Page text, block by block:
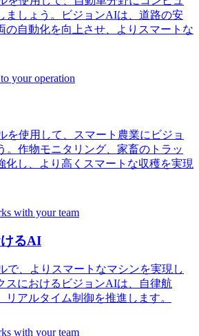
ましょう。ビジョンAIは、道路の安
の自動化を向上させ、よりスマートな
を使用して、スマート農業にビジョ
。作物モニタリング、家畜のトラッ
化し、より高くスマートな収穫を実現
るAI
で、よりスマートなマシンを実現し
スにおけるビジョンAIは、自律航
アルタイム制御を推進します。